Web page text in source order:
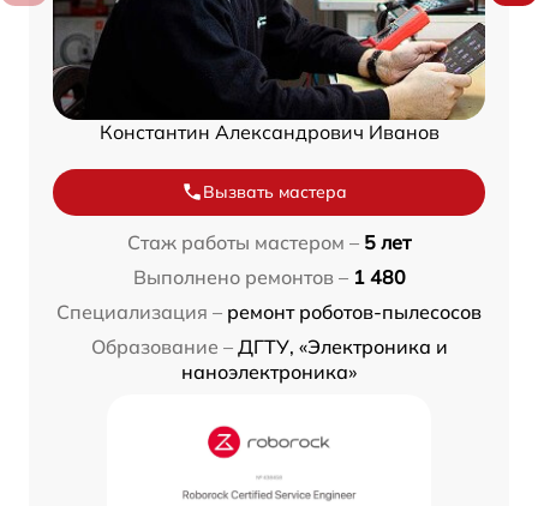
Константин Александрович Иванов
Вызвать мастера
Стаж работы мастером – 5 лет
Выполнено ремонтов – 1 480
Специализация – ремонт роботов-пылесосов
Образование – ДГТУ, «Электроника и
наноэлектроника»